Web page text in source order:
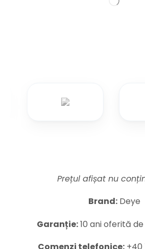
Prețul afișat nu
Brand: Deye
Garanție:10 ani oferită